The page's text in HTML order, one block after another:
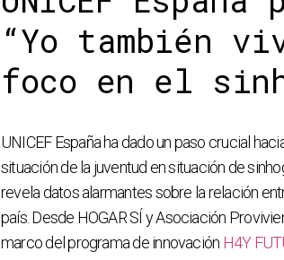
“Yo también
foco en el
UNICEF España ha dado un paso crucial
situación de la juventud en situación de
revela datos alarmantes sobre la relación
país. Desde HOGAR SÍ y Asociación
marco del programa de innovación H4Y